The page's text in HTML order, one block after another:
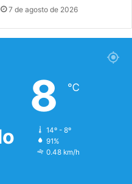
7 de agosto de 2026
8 ℃
14º - 8º
91%
0.48 km/h